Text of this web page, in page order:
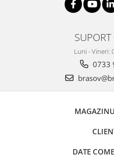
Scaune, birouri si produse
Apa si bauturi racoritoare
Cafea, ceai, zahar, lapte
SUPORT
Luni - Vineri:
0733
DATE